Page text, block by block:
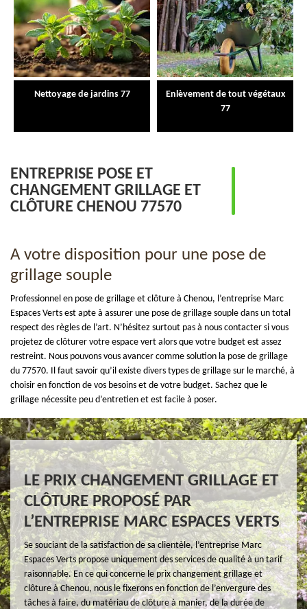
Nettoyage de jardins 77
Enlèvement de tout végétaux
77
ENTREPRISE POSE ET
CHANGEMENT GRILLAGE ET
CLÔTURE CHENOU 77570
A votre disposition pour une pose de
grillage souple
Professionnel en pose de grillage et clôture à Chenou, l’entreprise Marc
Espaces Verts est apte à assurer une pose de grillage souple dans un total
respect des règles de l’art. N’hésitez surtout pas à nous contacter si vous
projetez de clôturer votre espace vert alors que votre budget est assez
restreint. Nous pouvons vous avancer comme solution la pose de grillage
du 77570. Il faut savoir qu’il existe divers types de grillage sur le marché, à
choisir en fonction de vos besoins et de votre budget. Sachez que le
grillage nécessite peu d’entretien et est facile à poser.
LE PRIX CHANGEMENT GRILLAGE ET
CLÔTURE PROPOSÉ PAR
L’ENTREPRISE MARC ESPACES VERTS
Se souciant de la satisfaction de sa clientèle, l’entreprise Marc
Espaces Verts propose uniquement des services de qualité à un tarif
raisonnable. En ce qui concerne le prix changement grillage et
clôture à Chenou, nous le fixerons en fonction de l’envergure des
tâches à faire, du matériau de clôture à manier, de la durée de